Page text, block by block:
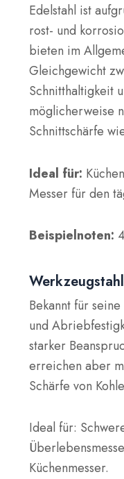
Edelstahl ist
rost- und
bieten im
Gleichgewicht
Schnitthaltigkeit
möglicherweise
Schnittschärfe
Ideal für:
Messer für den
Beispielnoten:
Werkzeugstahl
Bekannt für
und
starker
erreichen aber
Schärfe von
Ideal für:
Küchenmesser.